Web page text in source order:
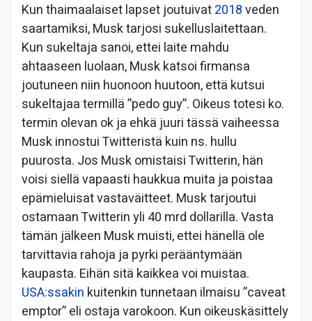
Kun thaimaalaiset lapset joutuivat2018veden
saartamiksi, Musk tarjosi sukelluslaitettaan.
Kun sukeltaja sanoi, ettei laite mahdu
ahtaaseen luolaan, Musk katsoi firmansa
joutuneen niin huonoon huutoon, että kutsui
sukeltajaa termillä ”pedo guy”. Oikeus totesi ko.
termin olevan ok ja ehkä juuri tässä vaiheessa
Musk innostui Twitteristä kuin ns. hullu
puurosta. Jos Musk omistaisi Twitterin, hän
voisi siellä vapaasti haukkua muita ja poistaa
epämieluisat vastaväitteet. Musk tarjoutui
ostamaan Twitterin yli 40 mrd dollarilla. Vasta
tämän jälkeen Musk muisti, ettei hänellä ole
tarvittavia rahoja ja pyrki perääntymään
kaupasta. Eihän sitä kaikkea voi muistaa.
USA:ssakin kuitenkin tunnetaan ilmaisu ”caveat
emptor” eli ostaja varokoon. Kun oikeuskäsittely